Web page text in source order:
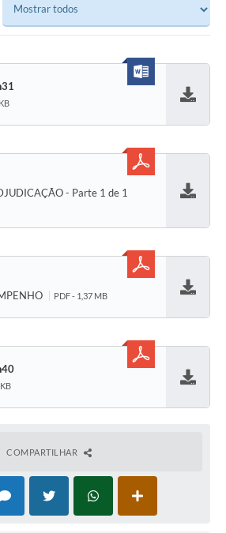
- Parte 1 de 1
PDF - 1,37 MB
COMPARTILHAR